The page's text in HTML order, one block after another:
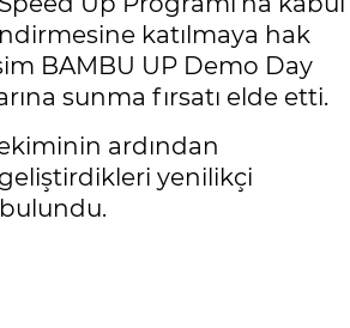
katılmaya hak
BAMBU UP Demo Day
sunma fırsatı elde etti.
ardından
yenilikçi